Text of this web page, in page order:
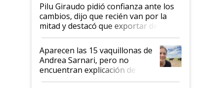
Pilu Giraudo pidió confianza ante los
cambios, dijo que recién van por la
mitad y destacó que exportar dejó de
ser "para unos pocos": "Tenemos un
mandato muy claro del gobierno
nacional"
Aparecen las 15 vaquillonas de
Andrea Sarnari, pero no
encuentran explicación de
cómo llegaron allí